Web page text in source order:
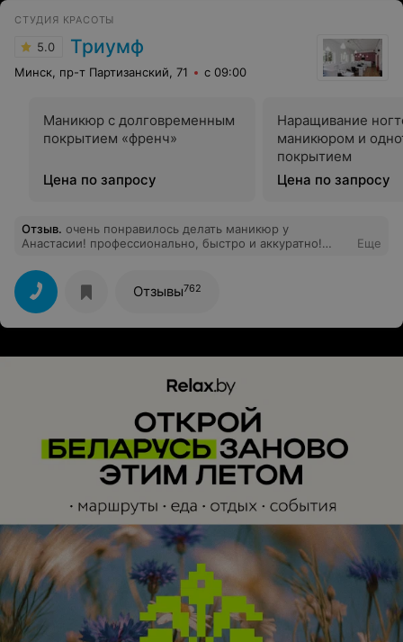
СТУДИЯ КРАСОТЫ
5.0 Триумф
Минск, пр-т Партизанский, 71 с 09:00
Маникюр с долговременным
покрытием «френч»
Цена по запросу
Наращивание
маникюром и
покрытием
Цена по запросу
Отзыв. очень понравилось делать маникюр у
Анастасии! профессионально, быстро и аккуратно!
Еще
Отзывы762